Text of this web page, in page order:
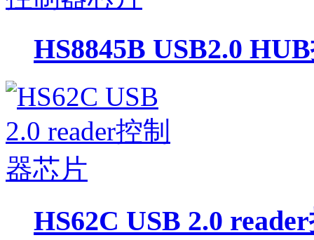
HS8845B USB2.0
HS62C USB 2.0